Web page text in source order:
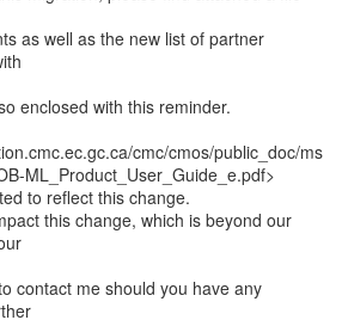
as well as the new list of partner
enclosed with this reminder.
cmc/cmos/public_doc/ms
ML_Product_User_Guide_e.pdf>
to reflect this change.
this change, which is beyond our
contact me should you have any